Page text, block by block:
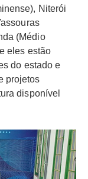
Niterói
(Médio
eles estão
do estado e
projetos
disponível